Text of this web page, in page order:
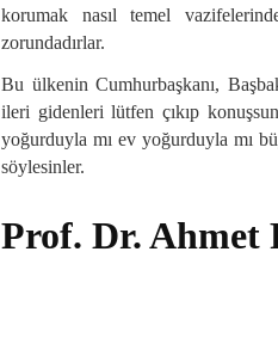
korumak nasıl temel
zorundadırlar.
Bu ülkenin Cumhurbaşkanı,
ileri gidenleri lütfen çıkıp
yoğurduyla mı ev yoğurduyla mı
söylesinler.
Prof. Dr. Ahmet